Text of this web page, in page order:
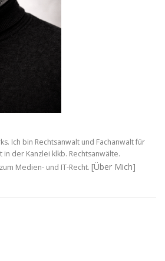
Ich bin Rechtsanwalt und Fachanwalt für
der Kanzlei klkb. Rechtsanwälte.
Medien- und IT-Recht. [Über Mich]